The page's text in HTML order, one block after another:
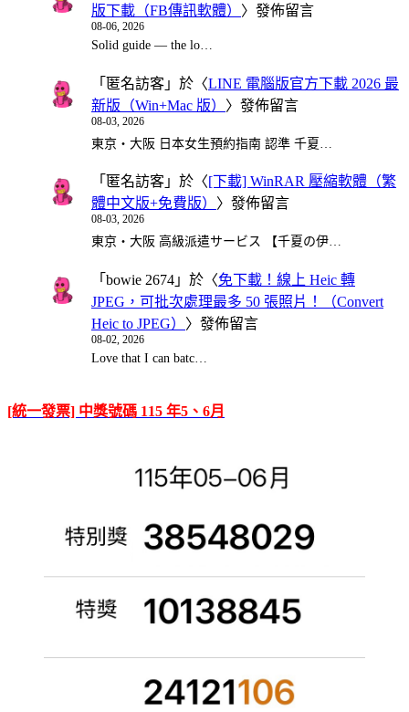
版下載（FB傳訊軟體） 〉發佈留言
08-06, 2026
Solid guide — the lo…
「 匿名訪客 」於〈LINE 電腦版官方下載 2026 最
新版（Win+Mac 版） 〉發佈留言
08-03, 2026
東京・大阪 日本女生預約指南 認準 千夏…
「 匿名訪客 」於〈[下載] WinRAR 壓縮軟體（繁
體中文版+免費版） 〉發佈留言
08-03, 2026
東京・大阪 高級派遣サービス 【千夏の伊…
「 bowie 2674 」於〈免下載！線上 Heic 轉
JPEG，可批次處理最多 50 張照片！（Convert
Heic to JPEG） 〉發佈留言
08-02, 2026
Love that I can batc…
[統一發票] 中獎號碼 115 年5、6月